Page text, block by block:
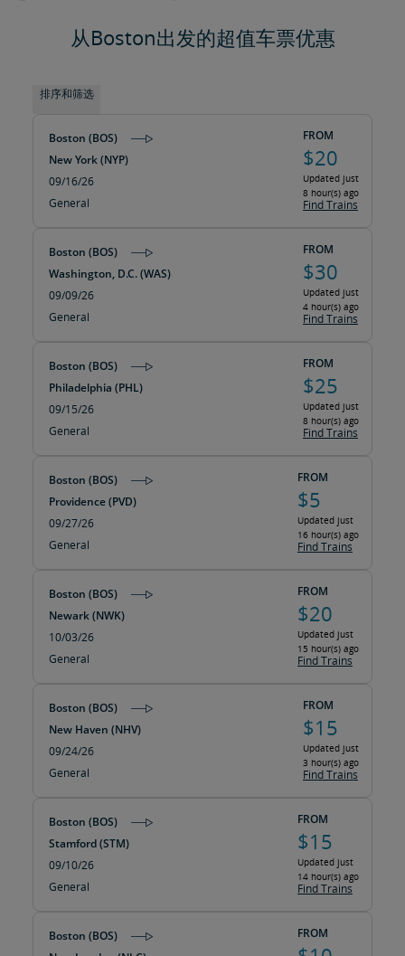
从Boston出发的超值车票优惠
排序和筛选
Boston (BOS)
New York (NYP)
09/16/26
General
FROM
$20
Updated just
8 hour(s) ago
Find Trains
Boston (BOS)
Washington, D.C. (WAS)
09/09/26
General
FROM
$30
Updated just
4 hour(s) ago
Find Trains
Boston (BOS)
Philadelphia (PHL)
09/15/26
General
FROM
$25
Updated just
8 hour(s) ago
Find Trains
Boston (BOS)
Providence (PVD)
09/27/26
General
FROM
$5
Updated just
16 hour(s) ago
Find Trains
Boston (BOS)
Newark (NWK)
10/03/26
General
FROM
$20
Updated just
15 hour(s) ago
Find Trains
Boston (BOS)
New Haven (NHV)
09/24/26
General
FROM
$15
Updated just
3 hour(s) ago
Find Trains
Boston (BOS)
Stamford (STM)
09/10/26
General
FROM
$15
Updated just
14 hour(s) ago
Find Trains
Boston (BOS)
FROM